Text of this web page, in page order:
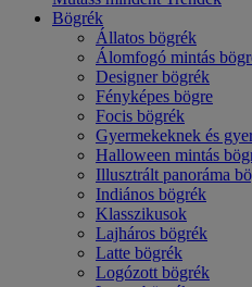
Bögrék
Állatos bögrék
Álomfogó mintás
Designer bögrék
Fényképes bögre
Focis bögrék
Gyermekeknek és
Halloween mintás
Illusztrált panoráma
Indiános bögrék
Klasszikusok
Lajháros bögrék
Latte bögrék
Logózott bögrék